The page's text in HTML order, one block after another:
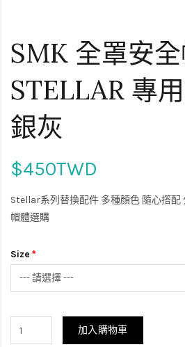
SMK 全罩安
STELLAR 專
銀灰
$450TWD
Stellar系列替換配件 多種顏色 隨心撘配
帽體選購
Size
加入購物車